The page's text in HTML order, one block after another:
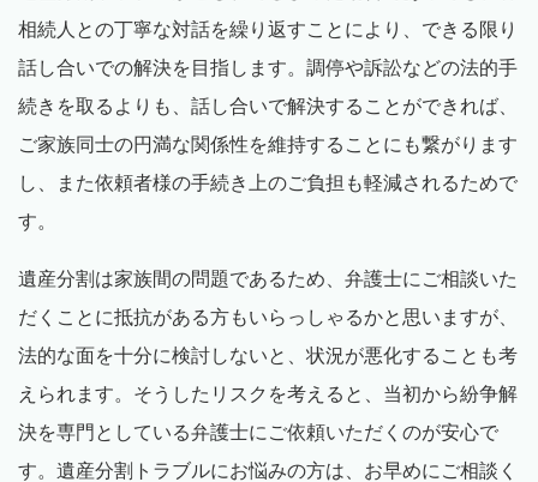
相続人との丁寧な対話を繰り返すことにより、できる限り
話し合いでの解決を目指します。調停や訴訟などの法的手
続きを取るよりも、話し合いで解決することができれば、
ご家族同士の円満な関係性を維持することにも繋がります
し、また依頼者様の手続き上のご負担も軽減されるためで
す。
遺産分割は家族間の問題であるため、弁護士にご相談いた
だくことに抵抗がある方もいらっしゃるかと思いますが、
法的な面を十分に検討しないと、状況が悪化することも考
えられます。そうしたリスクを考えると、当初から紛争解
決を専門としている弁護士にご依頼いただくのが安心で
す。遺産分割トラブルにお悩みの方は、お早めにご相談く